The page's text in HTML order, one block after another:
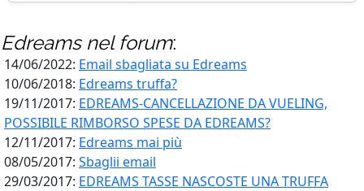
Edreamsnel forum:
14/06/2022: Email sbagliata su Edreams
10/06/2018: Edreams truffa?
19/11/2017: EDREAMS-CANCELLAZIONE DA VUELING,
POSSIBILE RIMBORSO SPESE DA EDREAMS?
12/11/2017: Edreams mai più
08/05/2017: Sbaglii email
29/03/2017: EDREAMS TASSE NASCOSTE UNA TRUFFA